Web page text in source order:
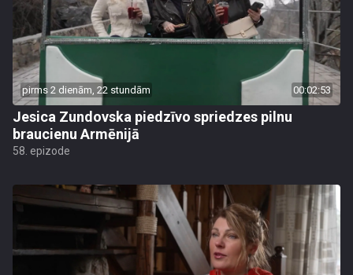
pirms 2 dienām, 22 stundām 00:02:53
Jesica Zundovska piedzīvo spriedzes pilnu
braucienu Armēnijā
58. epizode